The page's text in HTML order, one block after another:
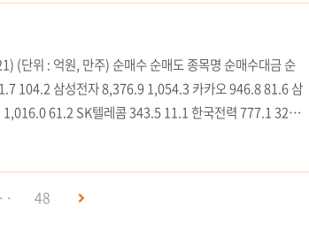
단위 : 억원, 만주) 순매수 순매도 종목명 순매수대금 순
104.2 삼성전자 8,376.9 1,054.3 카카오 946.8 81.6 삼
61.2 SK텔레콤 343.5 11.1 한국전력 777.1 328.0
305.8 8.4 POSCO 706.0 19.4 LG유플러스 268.9
48